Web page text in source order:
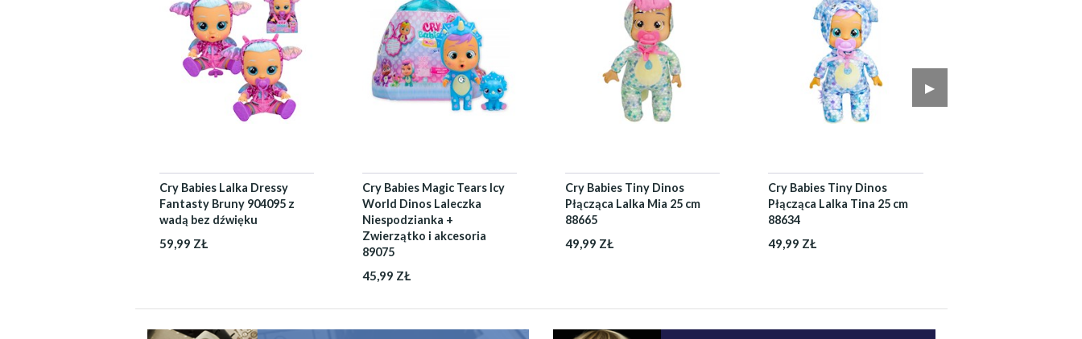
▶︎
Cry Babies Lalka Dressy
Fantasty Bruny 904095 z
wadą bez dźwięku
59,99 ZŁ
Cry Babies Magic Tears Icy
World Dinos Laleczka
Niespodzianka +
Zwierzątko i akcesoria
89075
45,99 ZŁ
Cry Babies Tiny Dinos
Płącząca Lalka Mia 25 cm
88665
49,99 ZŁ
Cry Babies Tiny Dinos
Płącząca Lalka Tina 25 cm
88634
49,99 ZŁ